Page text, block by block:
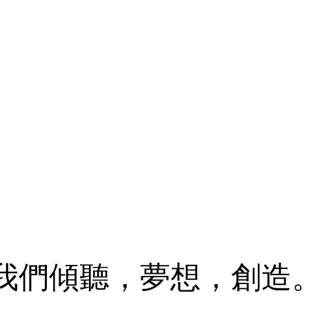
們傾聽，夢想，創造